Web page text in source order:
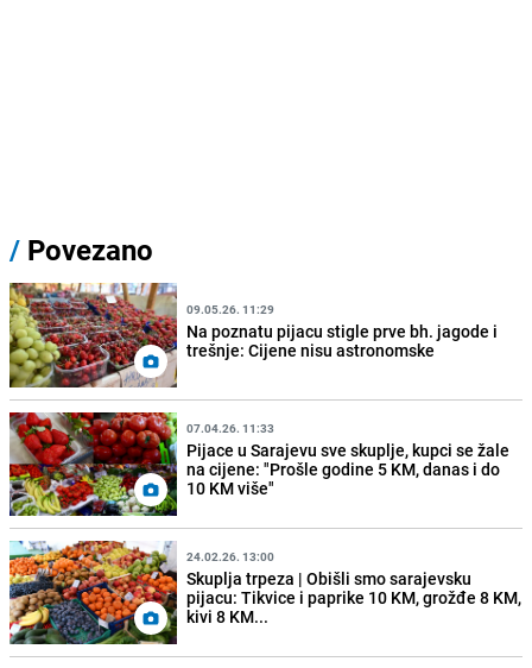
/ Povezano
09.05.26. 11:29
Na poznatu pijacu stigle prve bh. jagode i
trešnje: Cijene nisu astronomske
07.04.26. 11:33
Pijace u Sarajevu sve skuplje, kupci se žale
na cijene: "Prošle godine 5 KM, danas i do
10 KM više"
24.02.26. 13:00
Skuplja trpeza | Obišli smo sarajevsku
pijacu: Tikvice i paprike 10 KM, grožđe 8 KM,
kivi 8 KM...